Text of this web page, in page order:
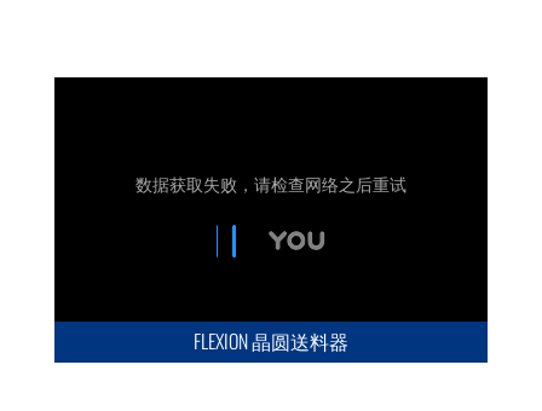
FLEXION 晶圆送料器